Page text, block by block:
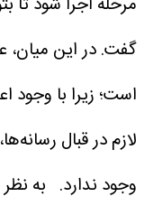
گفت. در این میان،
است؛ زیرا با وجود
لازم در قبال
وجود ندارد. به